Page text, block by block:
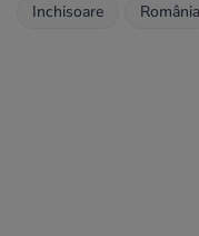
Inchisoare România